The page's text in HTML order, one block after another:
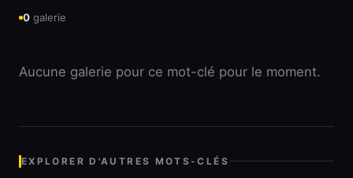
0 galerie
Aucune galerie pour ce mot-clé pour le moment.
EXPLORER D'AUTRES MOTS-CLÉS